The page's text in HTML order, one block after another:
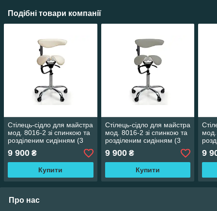
Подібні товари компанії
Стілець-сідло для майстра
мод. 8016-2 зі спинкою та
розділеним сидінням (3
регулювання), БІЖОВИЙ
9 900 ₴
Купити
Стілець-сідло для майстра
мод. 8016-2 зі спинкою та
розділеним сидінням (3
регулювання), СІРИЙ
9 900₴
Купити
мод.
9
Про нас